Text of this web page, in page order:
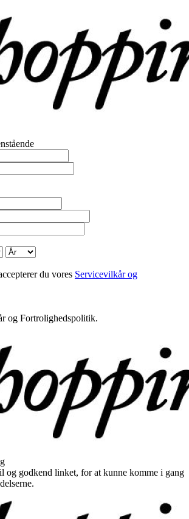
du vores Servicevilkår og
og Fortrolighedspolitik.
og godkend linket, for at kunne komme i gang